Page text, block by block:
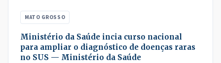
MATO GROSSO
Ministério da Saúde incia curso nacional
para ampliar o diagnóstico de doenças raras
no SUS — Ministério da Saúde